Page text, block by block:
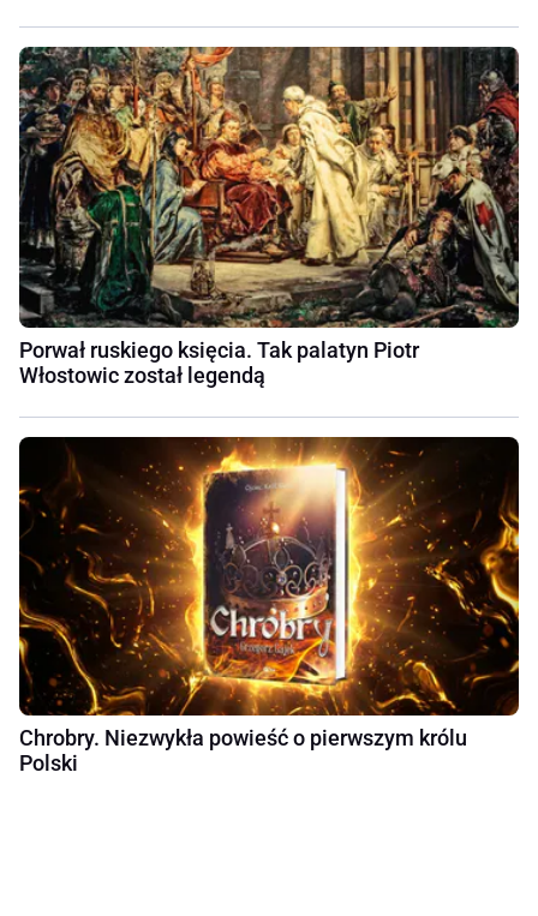
Porwał ruskiego księcia. Tak palatyn Piotr
Włostowic został legendą
Chrobry. Niezwykła powieść o pierwszym królu
Polski